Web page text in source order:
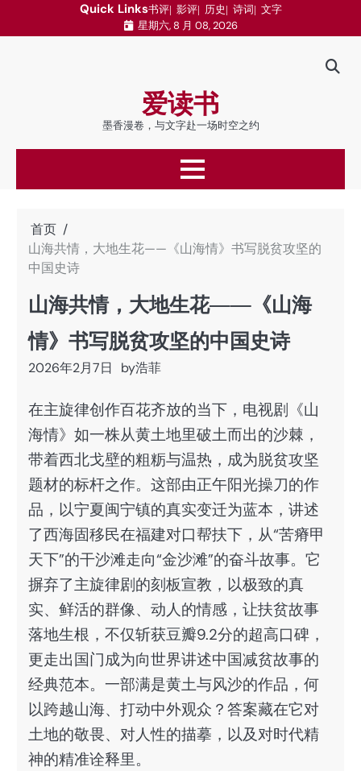
Quick Links书评 影评 历史 诗词 文字
星期六, 8 月 08, 2026
爱读书
墨香漫卷，与文字赴一场时空之约
首页
山海共情，大地生花——《山海情》书写脱贫攻坚的
中国史诗
山海共情，大地生花——《山海
情》书写脱贫攻坚的中国史诗
2026年2月7日 by浩菲
在主旋律创作百花齐放的当下，电视剧《山
海情》如一株从黄土地里破土而出的沙棘，
带着西北戈壁的粗粝与温热，成为脱贫攻坚
题材的标杆之作。这部由正午阳光操刀的作
品，以宁夏闽宁镇的真实变迁为蓝本，讲述
了西海固移民在福建对口帮扶下，从“苦瘠甲
天下”的干沙滩走向“金沙滩”的奋斗故事。它
摒弃了主旋律剧的刻板宣教，以极致的真
实、鲜活的群像、动人的情感，让扶贫故事
落地生根，不仅斩获豆瓣9.2分的超高口碑，
更走出国门成为向世界讲述中国减贫故事的
经典范本。一部满是黄土与风沙的作品，何
以跨越山海、打动中外观众？答案藏在它对
土地的敬畏、对人性的描摹，以及对时代精
神的精准诠释里。